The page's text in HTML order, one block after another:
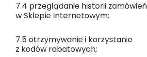
7.4 przeglądanie historii zamówień
w Sklepie Internetowym;
7.5 otrzymywanie i korzystanie
z kodów rabatowych;